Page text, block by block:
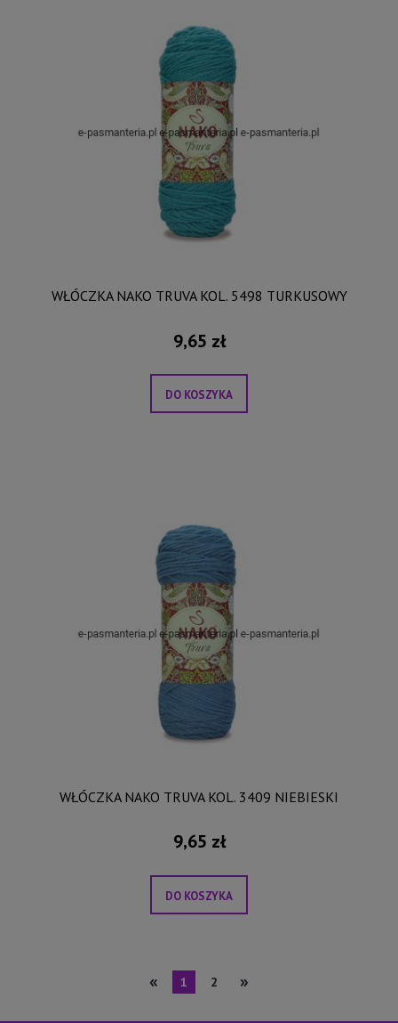
WŁÓCZKA NAKO TRUVA KOL. 5498 TURKUSOWY
9,65 zł
DO KOSZYKA
WŁÓCZKA NAKO TRUVA KOL. 3409 NIEBIESKI
9,65 zł
DO KOSZYKA
« 1 2 »